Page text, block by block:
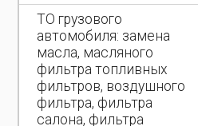
ТО грузового
автомобиля: замена
масла, масляного
фильтра топливных
фильтров, воздушного
фильтра, фильтра
салона, фильтра